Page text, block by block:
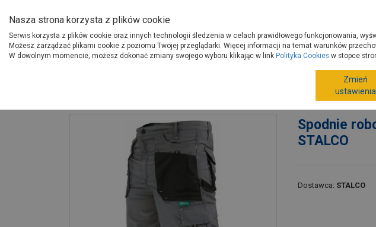
Produkty
O Grupie PSB
Gdzie kupisz Porady
Spodnie
STALCO
Dostawca: STALCO
Nasza strona korzysta z plików cookie
Serwis korzysta z plików cookie oraz innych technologii śledzenia w celach prawidłowego funkcjonowania,
Możesz zarządzać plikami cookie z poziomu Twojej przeglądarki. Więcej informacji na temat warunków
W dowolnym momencie, możesz dokonać zmiany swojego wyboru klikając w link Polityka Cookies w stopce
Zmień
ustawienia